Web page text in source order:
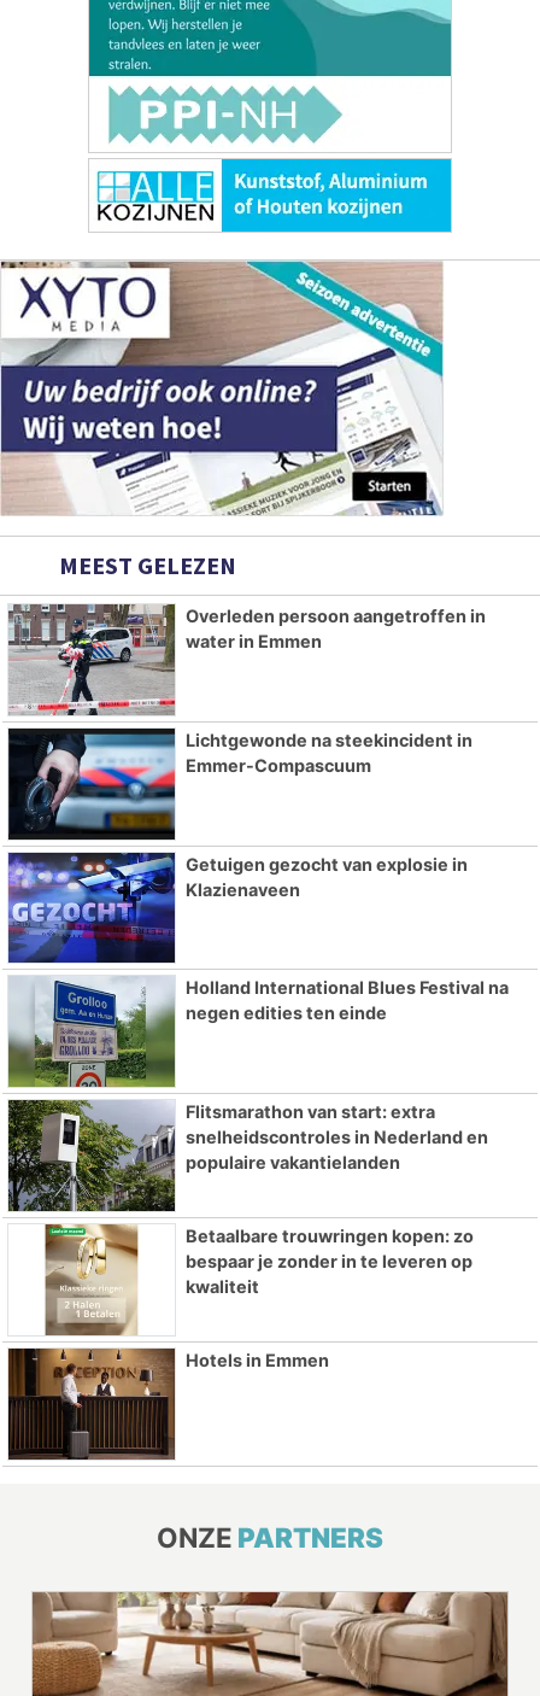
MEEST GELEZEN
Overleden persoon aangetroffen in
water in Emmen
Lichtgewonde na steekincident in
Emmer-Compascuum
Getuigen gezocht van explosie in
Klazienaveen
Holland International Blues Festival na
negen edities ten einde
Flitsmarathon van start: extra
snelheidscontroles in Nederland en
populaire vakantielanden
Betaalbare trouwringen kopen: zo
bespaar je zonder in te leveren op
kwaliteit
Hotels in Emmen
ONZE PARTNERS